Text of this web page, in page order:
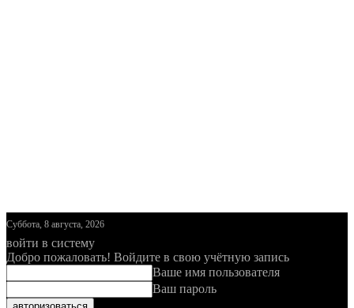
Суббота, 8 августа, 2026
войти в систему
Добро пожаловать! Войдите в свою учётную запись
Ваше имя пользователя
Ваш пароль